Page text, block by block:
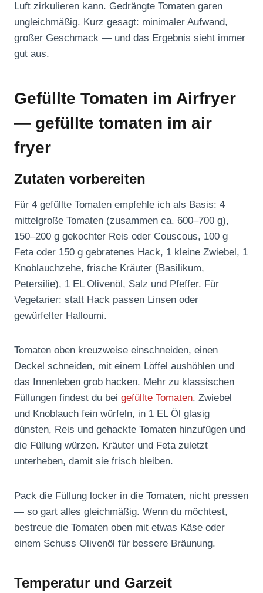
Luft zirkulieren kann. Gedrängte Tomaten garen
ungleichmäßig. Kurz gesagt: minimaler Aufwand,
großer Geschmack — und das Ergebnis sieht immer
gut aus.
Gefüllte Tomaten im Airfryer
— gefüllte tomaten im air
fryer
Zutaten vorbereiten
Für 4 gefüllte Tomaten empfehle ich als Basis: 4
mittelgroße Tomaten (zusammen ca. 600–700 g),
150–200 g gekochter Reis oder Couscous, 100 g
Feta oder 150 g gebratenes Hack, 1 kleine Zwiebel, 1
Knoblauchzehe, frische Kräuter (Basilikum,
Petersilie), 1 EL Olivenöl, Salz und Pfeffer. Für
Vegetarier: statt Hack passen Linsen oder
gewürfelter Halloumi.
Tomaten oben kreuzweise einschneiden, einen
Deckel schneiden, mit einem Löffel aushöhlen und
das Innenleben grob hacken. Mehr zu klassischen
Füllungen findest du bei gefüllte Tomaten. Zwiebel
und Knoblauch fein würfeln, in 1 EL Öl glasig
dünsten, Reis und gehackte Tomaten hinzufügen und
die Füllung würzen. Kräuter und Feta zuletzt
unterheben, damit sie frisch bleiben.
Pack die Füllung locker in die Tomaten, nicht pressen
— so gart alles gleichmäßig. Wenn du möchtest,
bestreue die Tomaten oben mit etwas Käse oder
einem Schuss Olivenöl für bessere Bräunung.
Temperatur und Garzeit